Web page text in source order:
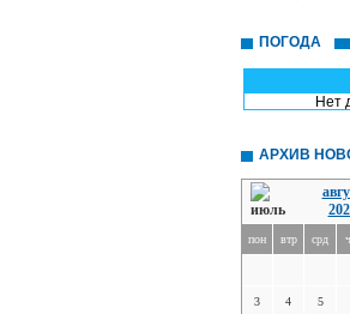
ПОГОДА
Нет
АРХИВ
пон втр срд
3 4 5